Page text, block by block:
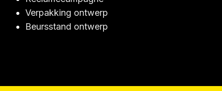
Verpakking ontwerp
Beursstand ontwerp